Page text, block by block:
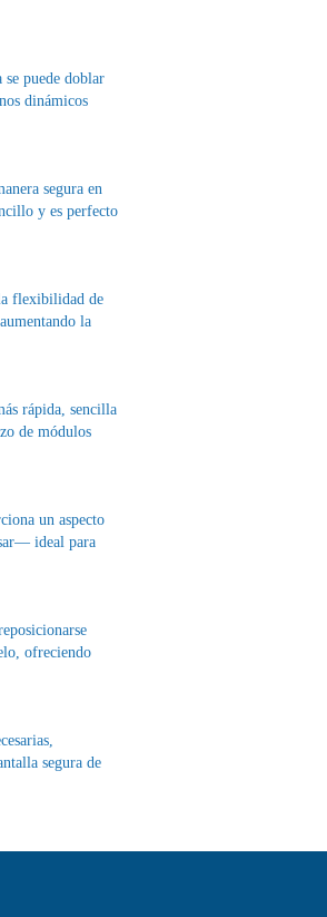
puede doblar
dinámicos
segura en
y es perfecto
flexibilidad de
la
rápida, sencilla
de módulos
un aspecto
ideal para
ofreciendo
segura de